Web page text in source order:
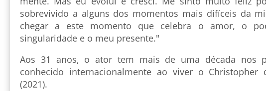
sobrevivido a alguns dos momentos mais difíceis da
chegar a este momento que celebra o amor, o
singularidade e o meu presente."
Aos 31 anos, o ator tem mais de uma década nos
conhecido internacionalmente ao viver o Christopher
(2021).